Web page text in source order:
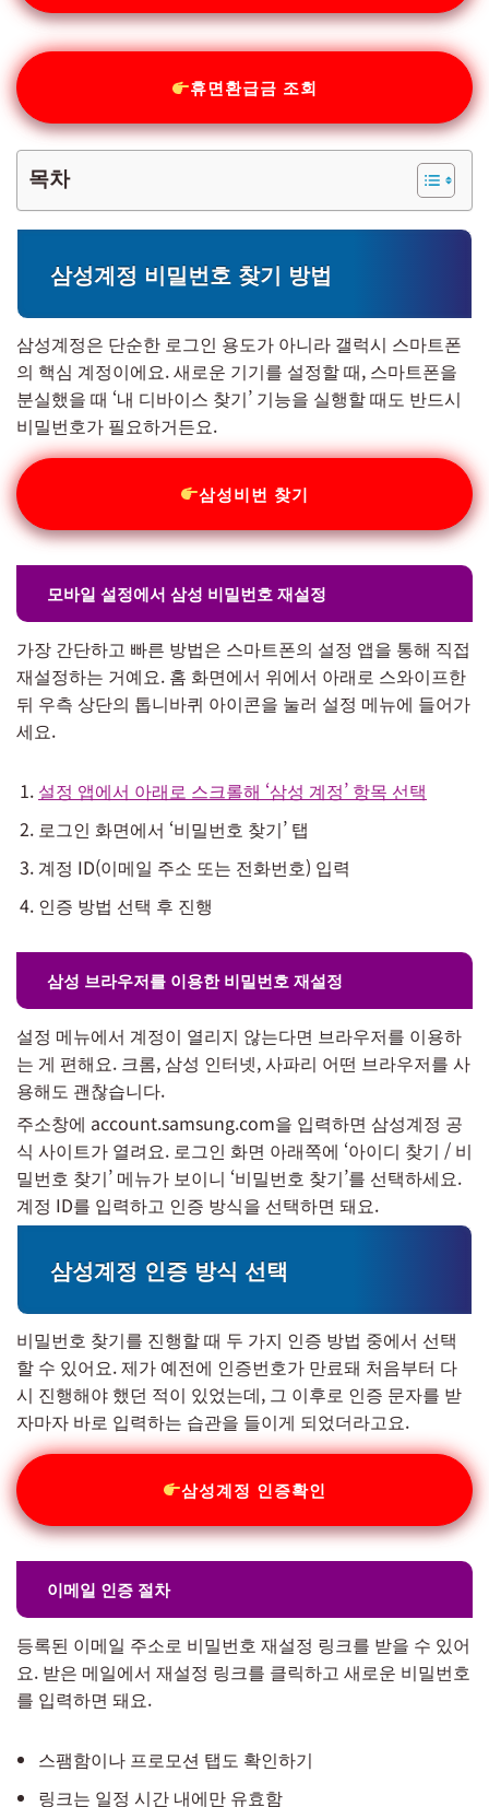
휴면환급금 조회
목차
삼성계정 비밀번호 찾기 방법
삼성계정은 단순한 로그인 용도가 아니라 갤럭시 스마트폰
의 핵심 계정이에요. 새로운 기기를 설정할 때, 스마트폰을
분실했을 때 ‘내 디바이스 찾기’ 기능을 실행할 때도 반드시
비밀번호가 필요하거든요.
삼성비번 찾기
모바일 설정에서 삼성 비밀번호 재설정
가장 간단하고 빠른 방법은 스마트폰의 설정 앱을 통해 직접
재설정하는 거예요. 홈 화면에서 위에서 아래로 스와이프한
뒤 우측 상단의 톱니바퀴 아이콘을 눌러 설정 메뉴에 들어가
세요.
설정 앱에서 아래로 스크롤해 ‘삼성 계정’ 항목 선택
로그인 화면에서 ‘비밀번호 찾기’ 탭
계정 ID(이메일 주소 또는 전화번호) 입력
인증 방법 선택 후 진행
삼성 브라우저를 이용한 비밀번호 재설정
설정 메뉴에서 계정이 열리지 않는다면 브라우저를 이용하
는 게 편해요. 크롬, 삼성 인터넷, 사파리 어떤 브라우저를 사
용해도 괜찮습니다.
주소창에 account.samsung.com을 입력하면 삼성계정 공
식 사이트가 열려요. 로그인 화면 아래쪽에 ‘아이디 찾기 / 비
밀번호 찾기’ 메뉴가 보이니 ‘비밀번호 찾기’를 선택하세요.
계정 ID를 입력하고 인증 방식을 선택하면 돼요.
삼성계정 인증 방식 선택
비밀번호 찾기를 진행할 때 두 가지 인증 방법 중에서 선택
할 수 있어요. 제가 예전에 인증번호가 만료돼 처음부터 다
시 진행해야 했던 적이 있었는데, 그 이후로 인증 문자를 받
자마자 바로 입력하는 습관을 들이게 되었더라고요.
삼성계정 인증확인
이메일 인증 절차
등록된 이메일 주소로 비밀번호 재설정 링크를 받을 수 있어
요. 받은 메일에서 재설정 링크를 클릭하고 새로운 비밀번호
를 입력하면 돼요.
스팸함이나 프로모션 탭도 확인하기
링크는 일정 시간 내에만 유효함